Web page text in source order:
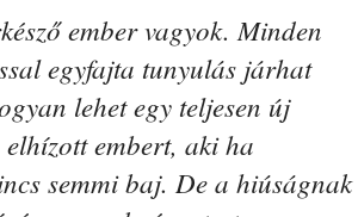
ember vagyok. Minden
egyfajta tunyulás járhat
lehet egy teljesen új
embert, aki ha
semmi baj. De a hiúságnak